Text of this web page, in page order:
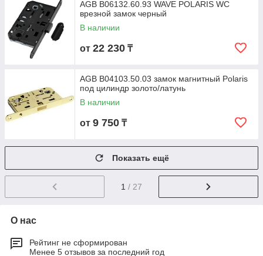
AGB B06132.60.93 WAVE POLARIS WC
врезной замок черный
В наличии
от 22 230 ₸
AGB B04103.50.03 замок магнитный Polaris
под цилиндр золото/латунь
В наличии
от 9 750 ₸
Показать ещё
1 / 27
О нас
Рейтинг не сформирован
Менее 5 отзывов за последний год